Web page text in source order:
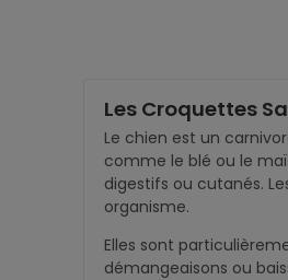
Les Croquettes
Le chien est un
comme le blé ou le
digestifs ou cutanés.
organisme.
Elles sont
démangeaisons ou